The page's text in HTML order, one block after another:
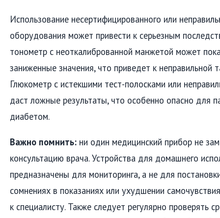
Использование несертифицированного или
оборудования может привести к серьезным
тонометр с неоткалиброванной манжетой может
заниженные значения, что приведет к неправильной
Глюкометр с истекшими тест-полосками или
даст ложные результаты, что особенно опасно для
диабетом.
Важно помнить: ни один медицинский прибор не
консультацию врача. Устройства для домашнего
предназначены для мониторинга, а не для
сомнениях в показаниях или ухудшении
к специалисту. Также следует регулярно проверять